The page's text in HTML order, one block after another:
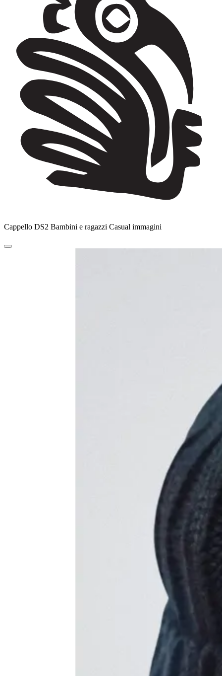
Cappello DS2 Bambini e ragazzi Casual immagini